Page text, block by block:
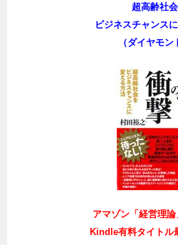
超高齢社
ビジネスチャンス
（ダイヤモン
アマゾン「経営理論
Kindle有料タイトル